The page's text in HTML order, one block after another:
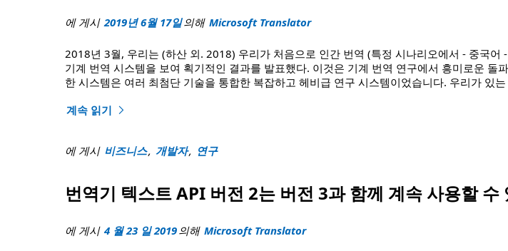
에 게시 2019년 6월 17일의해 Microsoft Translator
2018년 3월, 우리는 (하산 외. 2018) 우리가 처음으로 인간 번역 (특정 시나리오에서 - 중국어
기계 번역 시스템을 보여 획기적인 결과를 발표했다. 이것은 기계 번역 연구에서 흥미로운 돌
한 시스템은 여러 최첨단 기술을 통합한 복잡하고 헤비급 연구 시스템이었습니다. 우리가 있
계속 읽기
"클라우드에서 인간 패리티 혁신을 가능하게 하는 신경기계 번역"
에 게시 비즈니스, 개발자, 연구
번역기 텍스트 API 버전 2는 버전 3과 함께 계속 사용할 수
에 게시 4 월 23 일 2019의해 Microsoft Translator